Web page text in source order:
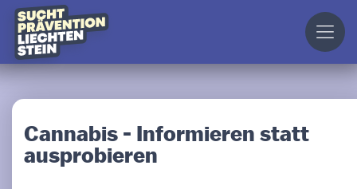
Cannabis - Informieren statt
ausprobieren